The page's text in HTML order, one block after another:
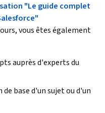
"Le guide complet
vous êtes également
auprès d'experts du
base d'un sujet ou d'un